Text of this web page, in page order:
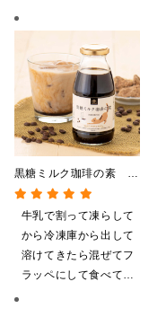
黒糖ミルク珈琲の素
275ml （ドリンクベース／
希釈タイプ）
牛乳で割って凍らして
から冷凍庫から出して
溶けてきたら混ぜてフ
ラッペにして食べてい